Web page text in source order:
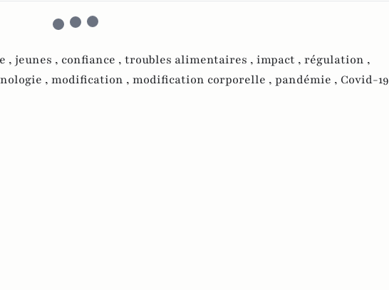
, jeunes , confiance , troubles alimentaires , impact , régulation ,
, modification , modification corporelle , pandémie , Covid-19